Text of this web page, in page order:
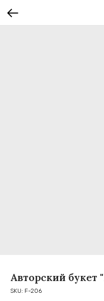
Авторский букет
SKU: F-206